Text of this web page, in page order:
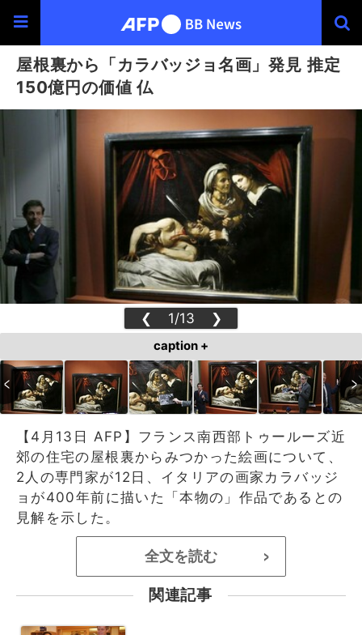
屋根裏から「カラバッジョ名画」発見 推定
150億円の価値 仏
❮ 1/13 ❯
caption +
【4月13日 AFP】フランス南西部トゥールーズ近
郊の住宅の屋根裏からみつかった絵画について、
2人の専門家が12日、イタリアの画家カラバッジ
ョが400年前に描いた「本物の」作品であるとの
見解を示した。
全文を読む >
関連記事